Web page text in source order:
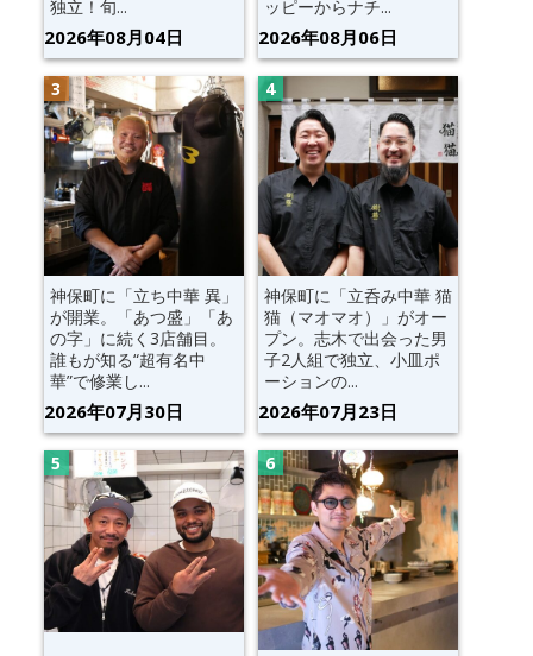
独立！旬...
2026年08月04日
ッピーからナチ...
2026年08月06日
神保町に「立ち中華 異」
が開業。「あつ盛」「あ
の字」に続く3店舗目。
誰もが知る“超有名中
華”で修業し...
2026年07月30日
神保町に「立呑み中華 猫
猫（マオマオ）」がオー
プン。志木で出会った男
子2人組で独立、小皿ポ
ーションの...
2026年07月23日